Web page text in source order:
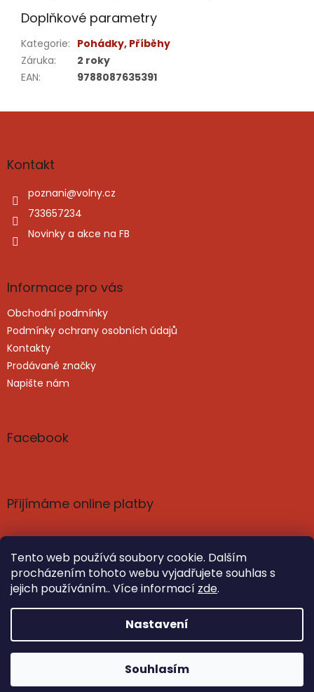
Tento web používá soubory cookie. Dalším
procházením tohoto webu vyjadřujete souhlas s
jejich používáním.. Více informací zde.
Nastavení
Souhlasím
Doplňkové parametry
Kategorie: Pohádky, Příběhy
Záruka:
2 roky
EAN: 9788087635391
Z
aKontakt
poznani@volny.cz
733657234
Novinky a akce na FB
Informace pro vás
Obchodní podmínky
Podmínky ochrany osobních údajů
Kontakty
Prodávané značky
Napište nám
Facebook
Přijímáme online platby
Nastavil tým EshopyUmíme.cz
Copyright 2026Poznání a harmonie: knihy, čaje,
kosmetika | SvetPoznani.cz. Všechna práva vyhrazena.